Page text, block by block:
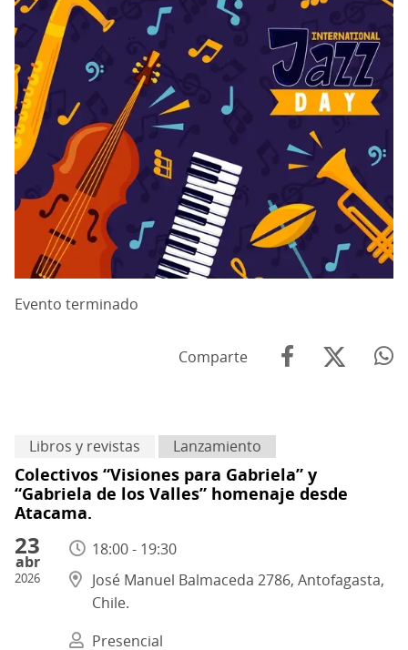
Evento terminado
Comparte
Libros y revistas Lanzamiento
Colectivos “Visiones para Gabriela” y
“Gabriela de los Valles” homenaje desde
Atacama.
23
abr
2026
18:00 - 19:30
José Manuel Balmaceda 2786, Antofagasta,
Chile.
Presencial